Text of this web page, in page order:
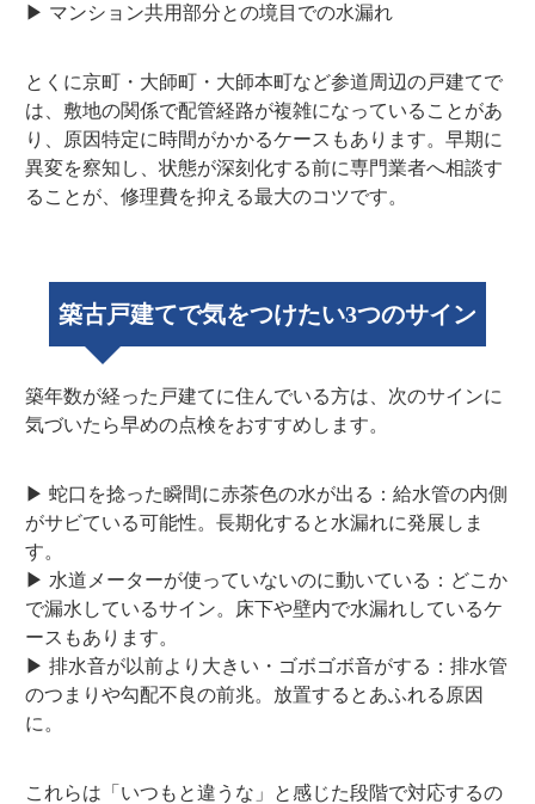
▶ マンション共用部分との境目での水漏れ
とくに京町・大師町・大師本町など参道周辺の戸建てで
は、敷地の関係で配管経路が複雑になっていることがあ
り、原因特定に時間がかかるケースもあります。早期に
異変を察知し、状態が深刻化する前に専門業者へ相談す
ることが、修理費を抑える最大のコツです。
築古戸建てで気をつけたい3つのサイン
築年数が経った戸建てに住んでいる方は、次のサインに
気づいたら早めの点検をおすすめします。
▶蛇口を捻った瞬間に赤茶色の水が出る ：給水管の内側
がサビている可能性。長期化すると水漏れに発展しま
す。
▶ 水道メーターが使っていないのに動いている ：どこか
で漏水しているサイン。床下や壁内で水漏れしているケ
ースもあります。
▶排水音が以前より大きい・ゴボゴボ音がする ：排水管
のつまりや勾配不良の前兆。放置するとあふれる原因
に。
これらは「いつもと違うな」と感じた段階で対応するの